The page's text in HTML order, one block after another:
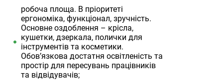
робоча площа. В пріоритеті
ергономіка, функціонал, зручність.
Основне оздоблення – крісла,
кушетки, дзеркала, полички для
інструментів та косметики.
Обов’язкова достатня освітленість та
простір для пересувань працівників
та відвідувачів;